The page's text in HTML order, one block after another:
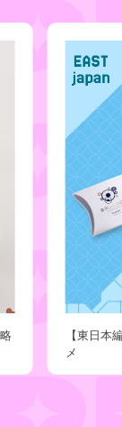
【東日本
メ